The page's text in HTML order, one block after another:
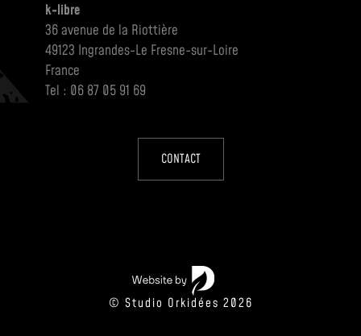
k-libre
36 avenue de la Riottière
49123 Ingrandes-Le Fresne-sur-Loire
France
Tel : 06 87 05 91 69
CONTACT
© Studio Orkidées 2026